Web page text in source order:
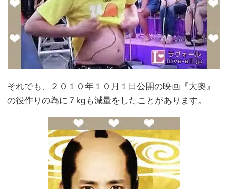
それでも、２０１０年１０月１日公開の映画『大奥』
の役作りの為に７kgも減量をしたことがあります。